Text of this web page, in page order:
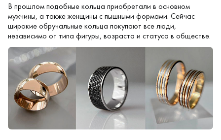
В прошлом подобные кольца приобретали в основном
мужчины, а также женщины с пышными формами. Сейчас
широкие обручальные кольца покупают все люди,
независимо от типа фигуры, возраста и статуса в обществе.